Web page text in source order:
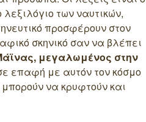
των ναυτικών,
προσφέρουν στον
σκηνικό σαν να βλέπει
μεγαλωμένος στην
επαφή με αυτόν τον κόσμο
να κρυφτούν και